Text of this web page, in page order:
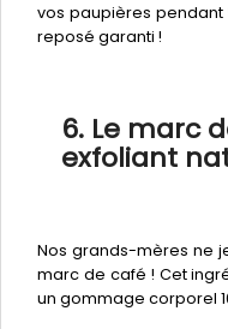
vos paupières pendant
reposé garanti !
6. Le marc
exfoliant
Nos grands-mères ne
marc de café ! Cet
un gommage corporel